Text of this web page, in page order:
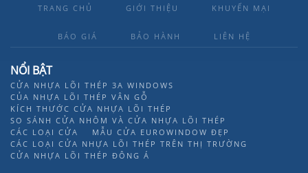
TRANG CHỦ GIỚI THIỆU KHUYẾN MẠI
BÁO GIÁ BẢO HÀNH LIÊN HỆ
NỔI BẬT
CỬA NHỰA LÕI THÉP 3A WINDOWS
CỦA NHỰA LÕI THÉP VÂN GỖ
KÍCH THƯỚC CỬA NHỰA LÕI THÉP
SO SÁNH CỬA NHÔM VÀ CỬA NHỰA LÕI THÉP
CÁC LOẠI CỬA
MẪU CỬA EUROWINDOW ĐẸP
CÁC LOẠI CỬA NHỰA LÕI THÉP TRÊN THỊ TRƯỜNG
CỬA NHỰA LÕI THÉP ĐÔNG Á